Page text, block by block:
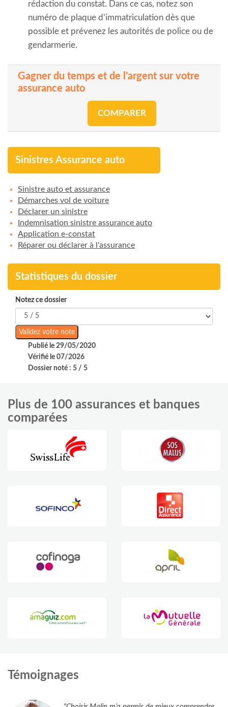
rédaction du constat. Dans ce cas, notez son
numéro de plaque d’immatriculation dès que
possible et prévenez les autorités de police ou de
gendarmerie.
Gagner du temps et de l’argent sur votre
assurance auto
COMPARER
Sinistres Assurance auto
Sinistre auto et assurance
Démarches vol de voiture
Déclarer un sinistre
Indemnisation sinistre assurance auto
Application e-constat
Réparer ou déclarer à l'assurance
Statistiques du dossier
Notez ce dossier
Publié le 29/05/2020
Vérifié le 07/2026
Dossier noté : 5 / 5
Plus de 100 assurances et banques
comparées
Témoignages